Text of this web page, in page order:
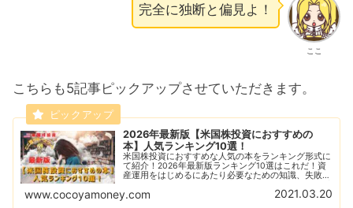
ここ
完全に独断と偏見よ！
こちらも5記事ピックアップさせていただきます。
2026年最新版【米国株投資におすすめの
本】人気ランキング10選！
米国株投資におすすめな人気の本をランキング形式に
て紹介！2026年最新版ランキング10選はこれだ！資
産運用をはじめるにあたり必要なための知識、失敗し
法、これらをギュッと凝縮した人気の書籍を紹介！
www.cocoyamoney.com 2021.03.20